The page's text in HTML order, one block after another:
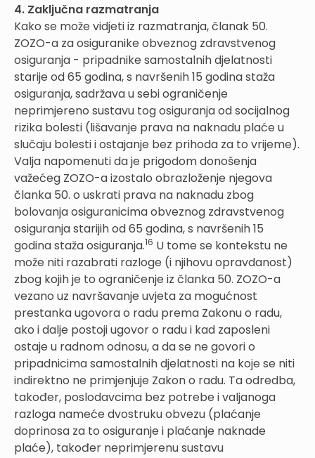
4. Zaključna razmatranja
Kako se može vidjeti iz razmatranja, članak 50.
ZOZO-a za osiguranike obveznog zdravstvenog
osiguranja - pripadnike samostalnih djelatnosti
starije od 65 godina, s navršenih 15 godina staža
osiguranja, sadržava u sebi ograničenje
neprimjereno sustavu tog osiguranja od socijalnog
rizika bolesti (lišavanje prava na naknadu plaće u
slučaju bolesti i ostajanje bez prihoda za to vrijeme).
Valja napomenuti da je prigodom donošenja
važećeg ZOZO-a izostalo obrazloženje njegova
članka 50. o uskrati prava na naknadu zbog
bolovanja osiguranicima obveznog zdravstvenog
osiguranja starijih od 65 godina, s navršenih 15
godina staža osiguranja.16 U tome se kontekstu ne
može niti razabrati razloge (i njihovu opravdanost)
zbog kojih je to ograničenje iz članka 50. ZOZO-a
vezano uz navršavanje uvjeta za mogućnost
prestanka ugovora o radu prema Zakonu o radu,
ako i dalje postoji ugovor o radu i kad zaposleni
ostaje u radnom odnosu, a da se ne govori o
pripadnicima samostalnih djelatnosti na koje se niti
indirektno ne primjenjuje Zakon o radu. Ta odredba,
također, poslodavcima bez potrebe i valjanoga
razloga nameće dvostruku obvezu (plaćanje
doprinosa za to osiguranje i plaćanje naknade
plaće), također neprimjerenu sustavu